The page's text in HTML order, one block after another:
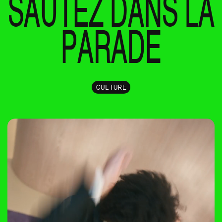
SAUTEZ DANS LA
PARADE
CULTURE